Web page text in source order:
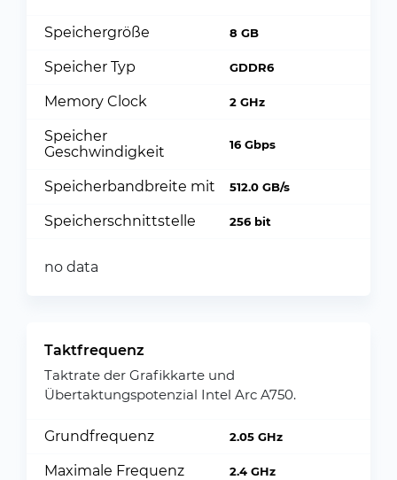
Speichergröße 8 GB
Speicher Typ GDDR6
Memory Clock 2 GHz
Speicher
Geschwindigkeit
16 Gbps
Speicherbandbreite mit 512.0 GB/s
Speicherschnittstelle 256 bit
no data
Taktfrequenz
Taktrate der Grafikkarte und
Übertaktungspotenzial Intel Arc A750.
Grundfrequenz 2.05 GHz
Maximale Frequenz 2.4 GHz